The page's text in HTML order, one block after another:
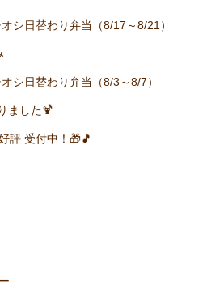
シ日替わり弁当（8/17～8/21）
シ日替わり弁当（8/3～8/7）
ました🍹
評 受付中！🎁🎵